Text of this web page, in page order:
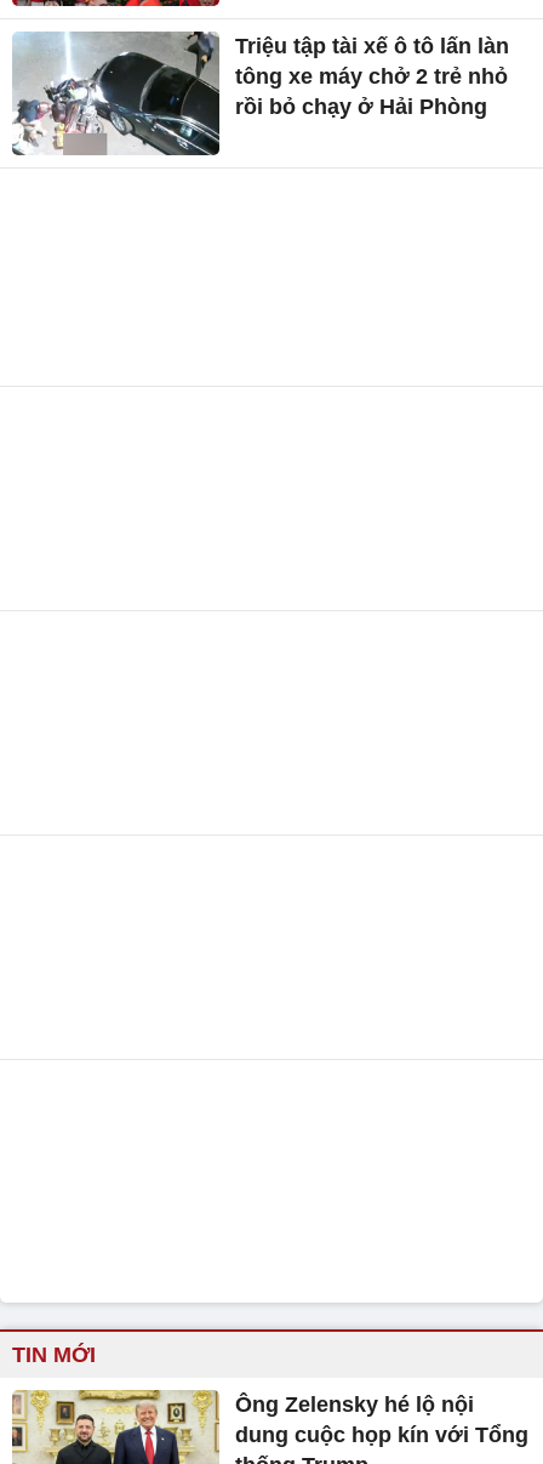
Triệu tập tài xế ô tô lấn làn
tông xe máy chở 2 trẻ nhỏ
rồi bỏ chạy ở Hải Phòng
TIN MỚI
Ông Zelensky hé lộ nội
dung cuộc họp kín với Tổng